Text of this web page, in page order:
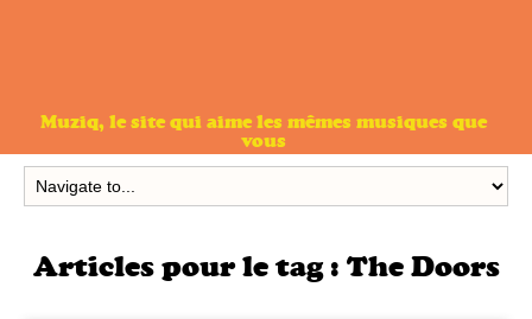
Muziq, le site qui aime les mêmes musiques que
vous
Articles pour le tag : The Doors